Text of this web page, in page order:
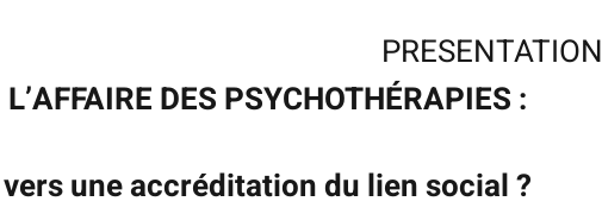
PRESENTATION
L’AFFAIRE DES PSYCHOTHÉRAPIES :
vers une accréditation du lien social?